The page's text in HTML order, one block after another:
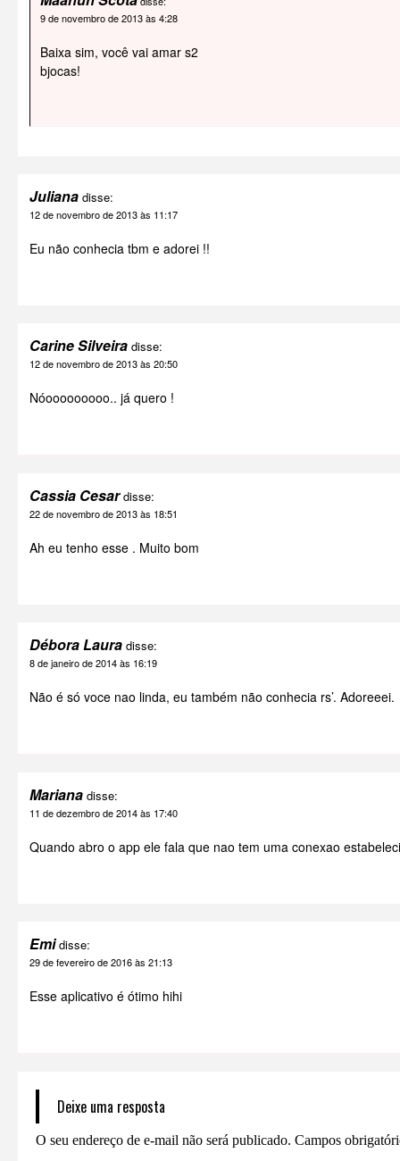
9 de novembro de 2013 às 4:28
Baixa sim, você vai amar s2
bjocas!
Juliana disse:
12 de novembro de 2013 às 11:17
Eu não conhecia tbm e adorei !!
Carine Silveira disse:
12 de novembro de 2013 às 20:50
Nóooooooooo.. já quero !
Cassia Cesar disse:
22 de novembro de 2013 às 18:51
Ah eu tenho esse . Muito bom
Débora Laura disse:
8 de janeiro de 2014 às 16:19
Não é só voce nao linda, eu também não conhecia rs’. Adoreeei.
Mariana disse:
11 de dezembro de 2014 às 17:40
Quando abro o app ele fala que nao tem uma conexao
Emi disse:
29 de fevereiro de 2016 às 21:13
Esse aplicativo é ótimo hihi
Deixe uma resposta
O seu endereço de e-mail não será publicado. Campos